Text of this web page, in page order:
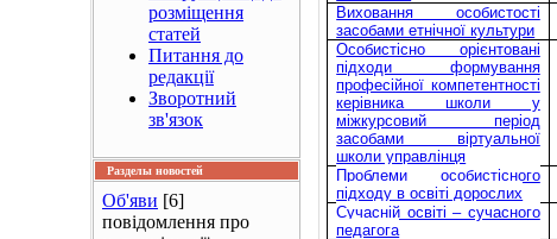
розміщення
статей
Питання до
редакції
Зворотний
зв'язок
Разделы новостей
Об'яви [6]
повідомлення про
Виховання особистості
засобами етнічної культури
Особистісно орієнтовані
підходи формування
професійної компетентності
керівника школи у
міжкурсовий період
засобами віртуальної
школи управлінця
Проблеми особистісного
підходу в освіті дорослих
Сучасній освіті – сучасного
педагога